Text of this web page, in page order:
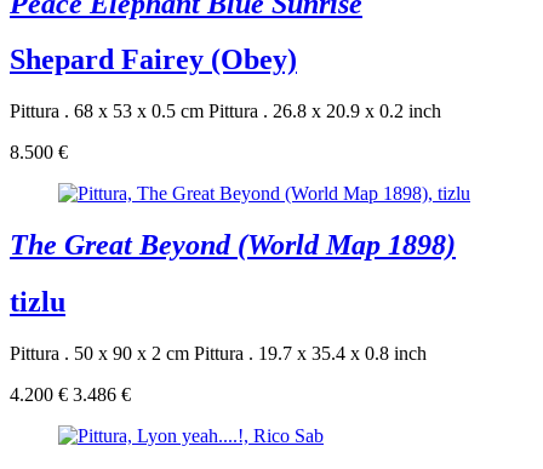
Shepard Fairey (Obey)
Pittura . 68 x 53 x 0.5 cm Pittura . 26.8 x 20.9 x 0.2 inch
8.500 €
The Great Beyond (World Map 1898)
tizlu
Pittura . 50 x 90 x 2 cm Pittura . 19.7 x 35.4 x 0.8 inch
4.200 € 3.486 €